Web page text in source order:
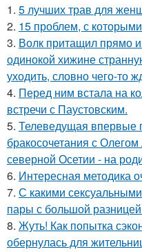
1. 5 лучших трав для
2. 15 проблем, с
3. Волк притащил прямо
одинокой хижине
уходить, словно чего-то
4. Перед ним встала на
встречи с Паустовским.
5. Телеведущая впервые
бракосочетания с
северной Осетии - на
6. Интересная методика
7. С какими
пары с большой разницей
8. Жуть! Как попытка
обернулась для